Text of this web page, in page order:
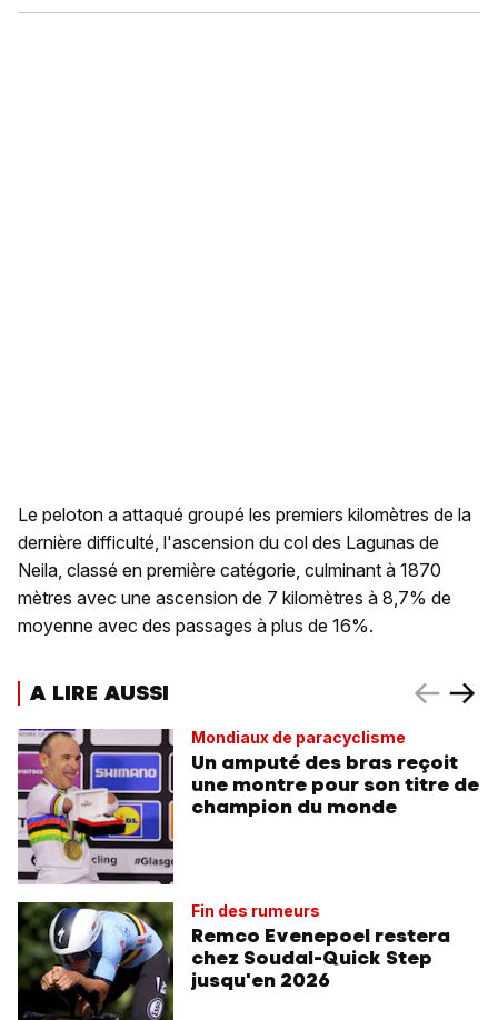
Le peloton a attaqué groupé les premiers kilomètres de la
dernière difficulté, l'ascension du col des Lagunas de
Neila, classé en première catégorie, culminant à 1870
mètres avec une ascension de 7 kilomètres à 8,7% de
moyenne avec des passages à plus de 16%.
A LIRE AUSSI
Mondiaux de paracyclisme
Un amputé des bras reçoit
une montre pour son titre de
champion du monde
Fin des rumeurs
Remco Evenepoel restera
chez Soudal-Quick Step
jusqu'en 2026